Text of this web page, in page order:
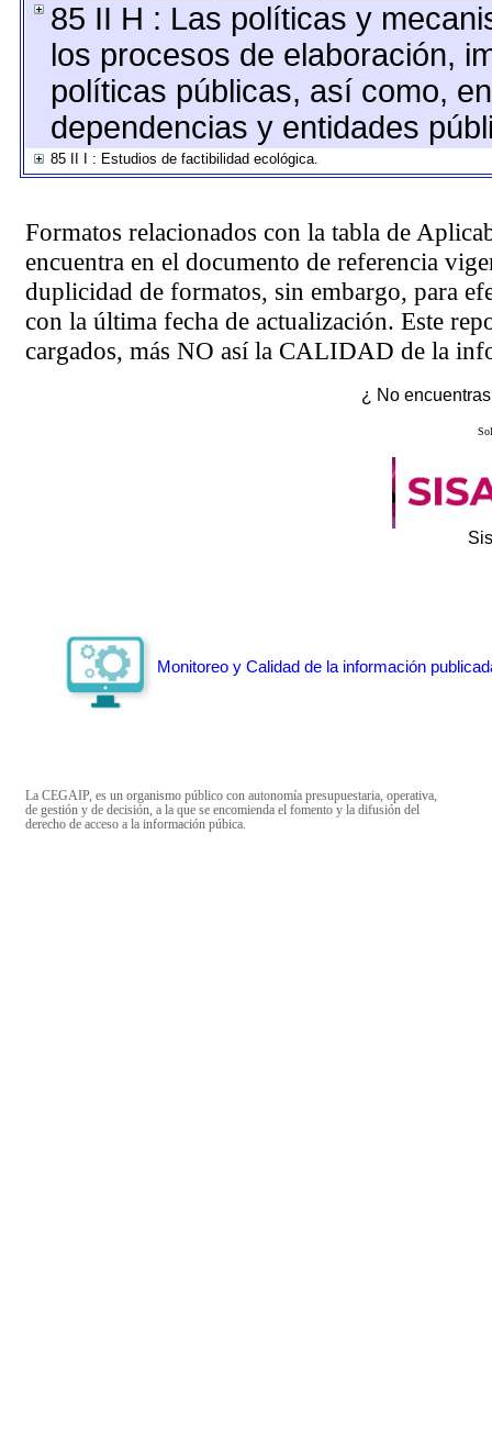
85 II H : Las políticas y
los procesos de elaboración,
políticas públicas, así como,
dependencias y entidades
85 II I : Estudios de factibilidad ecológica.
Formatos relacionados con la tabla de
encuentra en el documento de referencia
duplicidad de formatos, sin embargo, para
con la última fecha de actualización. Este
cargados, más NO así la CALIDAD de la
¿ No
Monitoreo y Calidad de la información
La CEGAIP, es un organismo público con autonomía presupuestaria, operativa,
de gestión y de decisión, a la que se encomienda el fomento y la difusión del
derecho de acceso a la información púbica.